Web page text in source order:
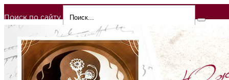
Поиск по сайту